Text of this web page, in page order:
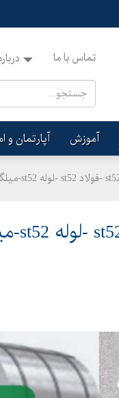
تماس با ما
آموزش آپارتمان و